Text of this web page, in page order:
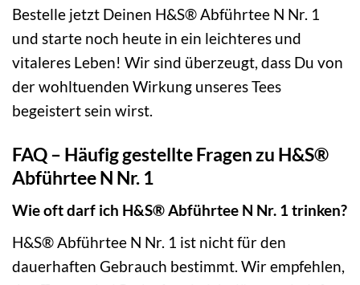
Bestelle jetzt Deinen H&S® Abführtee N Nr. 1
und starte noch heute in ein leichteres und
vitaleres Leben! Wir sind überzeugt, dass Du von
der wohltuenden Wirkung unseres Tees
begeistert sein wirst.
FAQ – Häufig gestellte Fragen zu H&S®
Abführtee N Nr. 1
Wie oft darf ich H&S® Abführtee N Nr. 1 trinken?
H&S® Abführtee N Nr. 1 ist nicht für den
dauerhaften Gebrauch bestimmt. Wir empfehlen,